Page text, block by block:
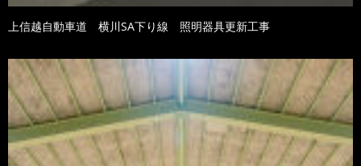
上信越自動車道 横川SA下り線 照明器具更新工事